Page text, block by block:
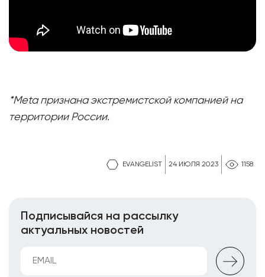
EVANGELIST 24 ИЮЛЯ 2023 1158
*Meta признана экстремистской компанией на
территории России.
Подписывайся на рассылку
актуальных новостей